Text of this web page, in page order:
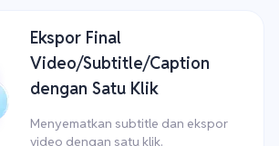
Ekspor Final
Video/Subtitle/Caption
dengan Satu Klik
Menyematkan subtitle dan ekspor
video dengan satu klik.